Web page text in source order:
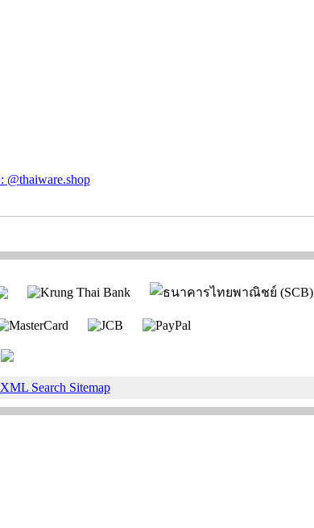
XML Search Sitemap